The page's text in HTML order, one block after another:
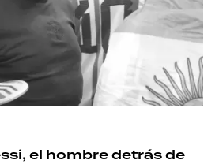
el hombre detrás de